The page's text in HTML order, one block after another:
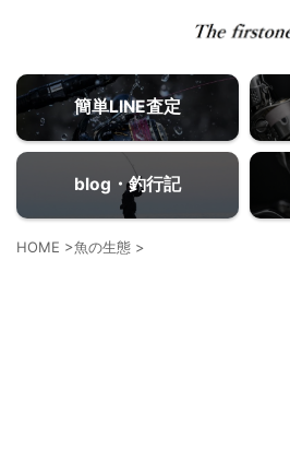
簡単LINE査定
blog・釣行記
HOME >魚の生態 >